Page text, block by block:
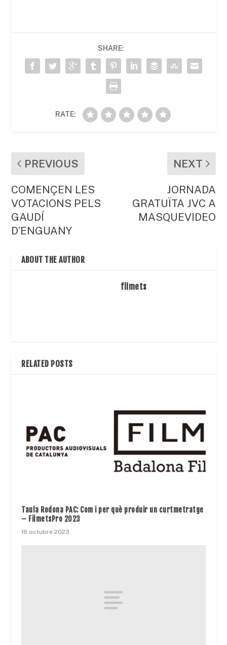
b
o
o
A
p
p
ar
te
ix
SHARE:
RATE:
PREVIOUS
COMENÇEN LES
VOTACIONS PELS
GAUDÍ
D’ENGUANY
NEXT
JORNADA
GRATUÏTA JVC A
MASQUEVIDEO
ABOUT THE AUTHOR
filmets
RELATED POSTS
Taula Rodona PAC: Com i per què produir un curtmetratge
– FilmetsPro 2023
16 octubre 2023